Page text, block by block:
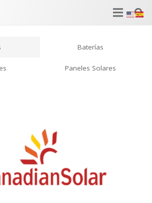
Baterías
Paneles Solares